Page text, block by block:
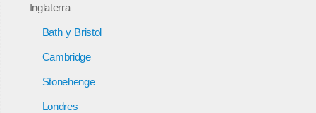
Inglaterra
Bath y Bristol
Cambridge
Stonehenge
Londres